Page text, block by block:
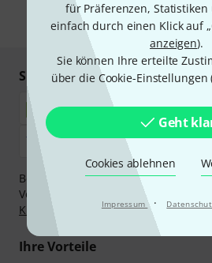
für Präferenzen,
einfach durch einen Klick auf
anzeigen).
Sie können Ihre erteilte
über die Cookie-Einstellungen
Geht
Cookies ablehnen
Impressum ·
* Pflichtfeld
Sicher einkaufen & bezahlen
Bezahlen Sie vertraulich und sicher
Vorkasse, PayPal, Amazon Pay,
Klarna Ratenzahlungoder
Ihre Vorteile